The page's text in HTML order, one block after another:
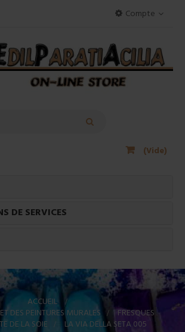
Compte
(Vide)
DE SERVICES
ACCUEIL >
DES PEINTURES MURALES >
FRESQUES
DE LA SOIE > LA VIA DELLA SETA 005